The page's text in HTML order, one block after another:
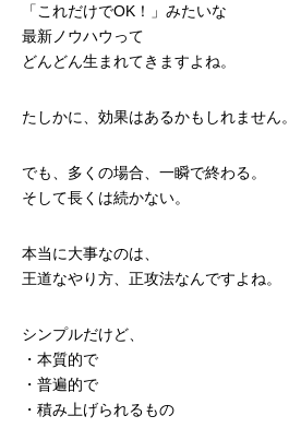
「これだけでOK！」みたいな
最新ノウハウって
どんどん生まれてきますよね。
たしかに、効果はあるかもしれません。
でも、多くの場合、一瞬で終わる。
そして長くは続かない。
本当に大事なのは、
王道なやり方、正攻法なんですよね。
シンプルだけど、
・本質的で
・普遍的で
・積み上げられるもの